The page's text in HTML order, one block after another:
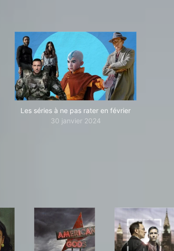
Les séries à ne pas rater en février
30 janvier 2024